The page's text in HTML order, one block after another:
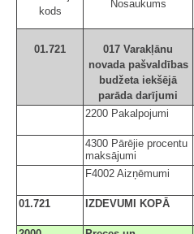
kods
Nosaukums
01.721
017 Varakļānu
novada pašvaldības
budžeta iekšējā
parāda darījumi
2200 Pakalpojumi
4300 Pārējie procentu
maksājumi
F4002 Aizņēmumi
01.721
IZDEVUMI KOPĀ